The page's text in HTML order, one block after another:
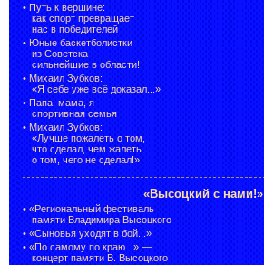
• Путь к вершине:
как спорт превращает
нас в победителей
• Юные баскетболистки
из Советска –
сильнейшие в области!
• Михаил Зубков:
«Я себе уже всё доказал...»
• Папа, мама, я —
спортивная семья
• Михаил Зубков:
«Лучше пожалеть о том,
что сделал, чем жалеть
о том, чего не сделал!»
«Высоцкий с нами!»
• «Региональный фестиваль
памяти Владимира Высоцкого
• «Сыновья уходят в бой...»
• «По самому по краю...» —
концерт памяти В. Высоцкого